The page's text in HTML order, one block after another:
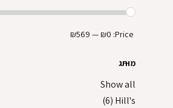
Price:
₪0
—
₪569
מותג
Show all
Hill's
(6)